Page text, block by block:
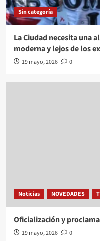
Sin categoría
La Ciudad necesita una
moderna y lejos de los
19 mayo, 2026 0
Noticias NOVEDADES
Oficialización y
19 mayo, 2026 0